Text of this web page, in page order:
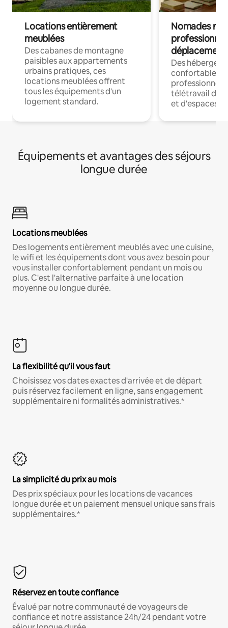
Locations entièrement
meublées
Des cabanes de montagne
paisibles aux appartements
urbains pratiques, ces
locations meublées offrent
tous les équipements d'un
logement standard.
Nomades
déplacement
Des
confortables
professionnels
télétravail
et d'espaces
Équipements et avantages des séjours
longue durée
Locations meublées
Des logements entièrement meublés avec une cuisine,
le wifi et les équipements dont vous avez besoin pour
vous installer confortablement pendant un mois ou
plus. C'est l'alternative parfaite à une location
moyenne ou longue durée.
La flexibilité qu'il vous faut
Choisissez vos dates exactes d'arrivée et de départ
puis réservez facilement en ligne, sans engagement
supplémentaire ni formalités administratives.*
La simplicité du prix au mois
Des prix spéciaux pour les locations de vacances
longue durée et un paiement mensuel unique sans frais
supplémentaires.*
Réservez en toute confiance
Évalué par notre communauté de voyageurs de
confiance et notre assistance 24h/24 pendant votre